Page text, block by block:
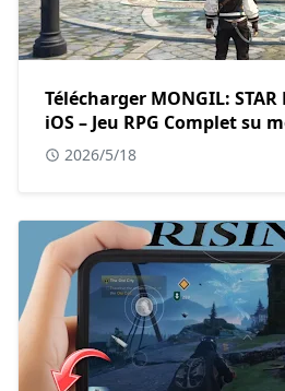
Télécharger MONGIL:
iOS – Jeu RPG Complet su
2026/5/18